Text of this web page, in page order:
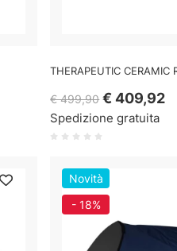
THERAPEUTIC CERAMIC
€ 499,90 € 409,92
Spedizione gratuita
Novità
- 18%